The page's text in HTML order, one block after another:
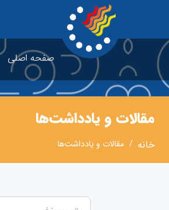
صفحه اصلی
مقالات و یادداشت‌ها
خانه مقالات و یادداشت‌ها